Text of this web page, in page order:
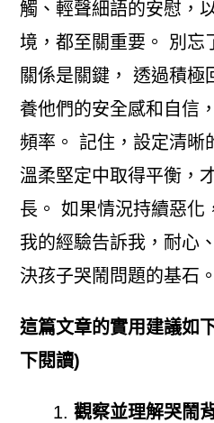
觸、輕聲細語的安慰，
境，都至關重要。 別忘
關係是關鍵， 透過積極
養他們的安全感和自信
頻率。 記住，設定清晰
溫柔堅定中取得平衡，
長。 如果情況持續惡化
我的經驗告訴我，耐心
決孩子哭鬧問題的基石。
這篇文章的實用建議如
下閱讀)
觀察並理解哭鬧